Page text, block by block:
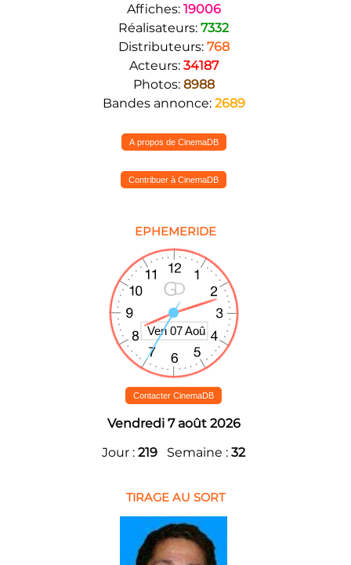
Affiches: 19006
Réalisateurs: 7332
Distributeurs: 768
Acteurs: 34187
Photos: 8988
Bandes annonce: 2689
A propos de CinemaDB
Contribuer à CinemaDB
EPHEMERIDE
Contacter CinemaDB
Vendredi 7 août 2026
Jour : 219 Semaine : 32
TIRAGE AU SORT